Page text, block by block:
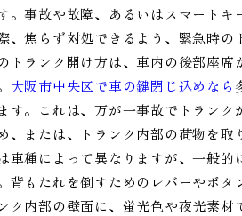
。事故や故障、あるいはスマート
、焦らず対処できるよう、緊急時
トランク開け方は、車内の後部座
大阪市中央区で車の鍵閉じ込めなら
す。これは、万が一事故でトラン
、または、トランク内部の荷物を
車種によって異なりますが、一般
背もたれを倒すためのレバーやボ
ク内部の壁面に、蛍光色や夜光素